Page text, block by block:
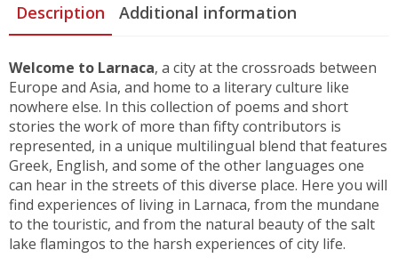
Description Additional information
Welcome to Larnaca, a city at the crossroads between
Europe and Asia, and home to a literary culture like
nowhere else. In this collection of poems and short
stories the work of more than fifty contributors is
represented, in a unique multilingual blend that features
Greek, English, and some of the other languages one
can hear in the streets of this diverse place. Here you will
find experiences of living in Larnaca, from the mundane
to the touristic, and from the natural beauty of the salt
lake flamingos to the harsh experiences of city life.